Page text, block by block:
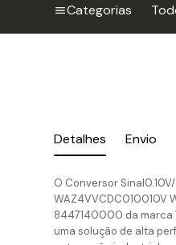
Categorias
Detalhes Envio
O Conversor
WAZ4VVCDC010010V
8447140000 da marca
uma solução de alta